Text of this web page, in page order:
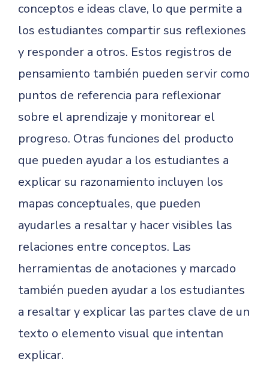
conceptos e ideas clave, lo que permite a
los estudiantes compartir sus reflexiones
y responder a otros. Estos registros de
pensamiento también pueden servir como
puntos de referencia para reflexionar
sobre el aprendizaje y monitorear el
progreso. Otras funciones del producto
que pueden ayudar a los estudiantes a
explicar su razonamiento incluyen los
mapas conceptuales, que pueden
ayudarles a resaltar y hacer visibles las
relaciones entre conceptos. Las
herramientas de anotaciones y marcado
también pueden ayudar a los estudiantes
a resaltar y explicar las partes clave de un
texto o elemento visual que intentan
explicar.